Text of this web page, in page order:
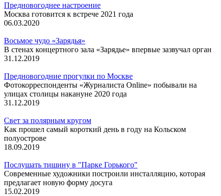
Предновогоднее настроение
Москва готовится к встрече 2021 года
06.03.2020
Восьмое чудо «Зарядья»
В стенах концертного зала «Зарядье» впервые зазвучал орган
31.12.2019
Предновогодние прогулки по Москве
Фотокорреспонденты «Журналиста Online» побывали на
улицах столицы накануне 2020 года
31.12.2019
Свет за полярным кругом
Как прошел самый короткий день в году на Кольском
полуострове
18.09.2019
Послушать тишину в "Парке Горького"
Современные художники построили инсталляцию, которая
предлагает новую форму досуга
15.02.2019